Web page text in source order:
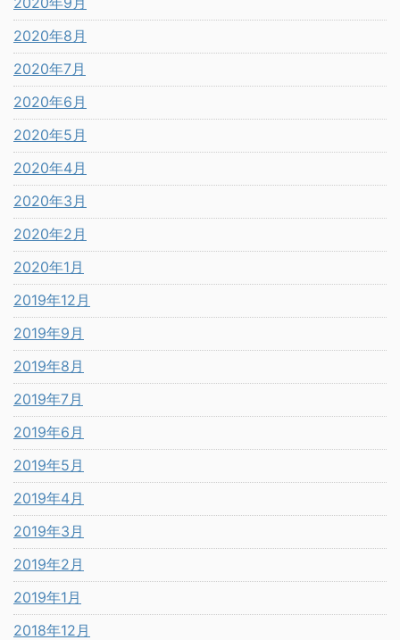
2020年8月
2020年7月
2020年6月
2020年5月
2020年4月
2020年3月
2020年2月
2020年1月
2019年12月
2019年9月
2019年8月
2019年7月
2019年6月
2019年5月
2019年4月
2019年3月
2019年2月
2019年1月
2018年12月